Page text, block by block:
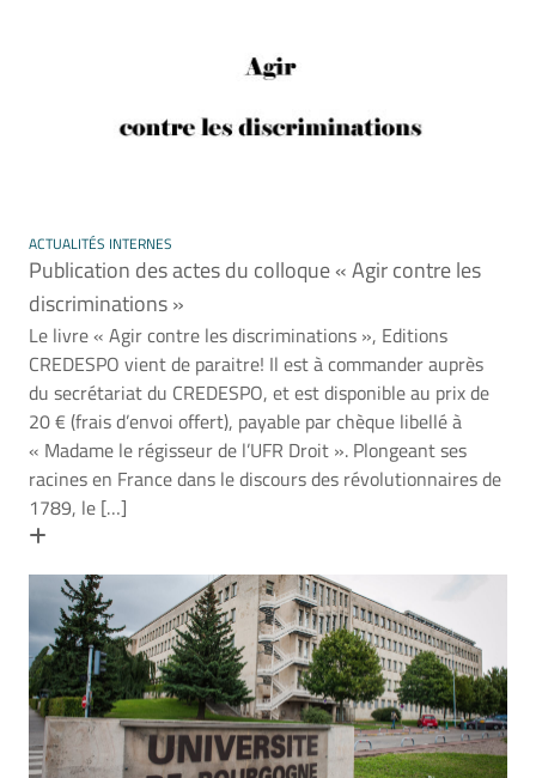
ACTUALITÉS INTERNES
Publication des actes du colloque « Agir contre les
discriminations »
Le livre « Agir contre les discriminations », Editions
CREDESPO vient de paraitre! Il est à commander auprès
du secrétariat du CREDESPO, et est disponible au prix de
20 € (frais d’envoi offert), payable par chèque libellé à
« Madame le régisseur de l’UFR Droit ». Plongeant ses
racines en France dans le discours des révolutionnaires de
1789, le […]